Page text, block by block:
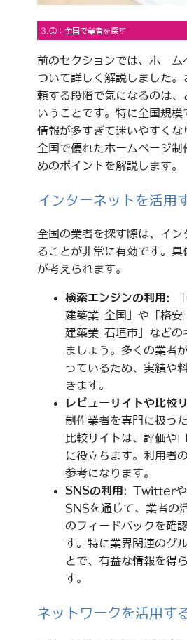
3.①：全国で業者を探す
前のセクションでは、ホーム
ついて詳しく解説しました
頼する段階で気になるのは、
いうことです。特に全国規模
情報が多すぎて迷いやすくな
全国で優れたホームページ制
めのポイントを解説します。
インターネットを活用
全国の業者を探す際は、イン
ることが非常に有効です。
が考えられます。
検索エンジンの利用 : 「
建築業 全国」や「格安
建築業 石垣市」などの
ましょう。多くの業者
っているため、実績や
きます。
レビューサイトや比較
制作業者を専門に扱っ
比較サイトは、評価や
に役立ちます。利用者
参考になります。
SNSの利用 : Twitterや
SNSを通じて、業者の
のフィードバックを確
す。特に業界関連のグ
とで、有益な情報を得
す。
ネットワークを活用す